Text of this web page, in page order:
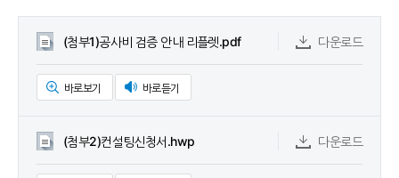
(첨부1)공사비 검증 안내 리플렛.pdf 다운로드
바로보기 바로듣기
(첨부2)컨설팅신청서.hwp 다운로드